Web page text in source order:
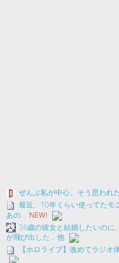
ぜんぶ私が中心、そう思われ
最近、10年くらい使ってたモ
あの... NEW!
36歳の彼女と結婚したいのに
が飛び出した… 他
【ホロライブ】改めてラジオ